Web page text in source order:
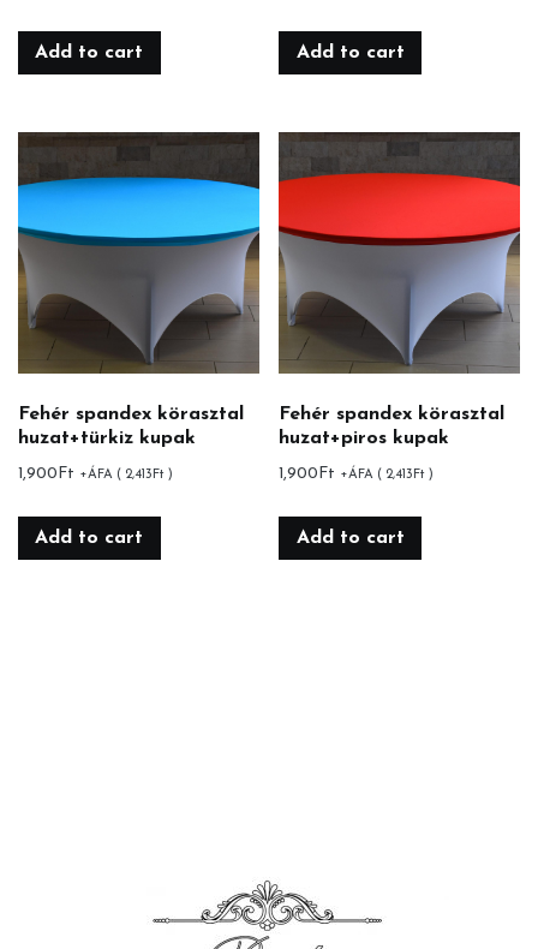
Add to cart Add to cart
Fehér spandex körasztal
huzat+türkiz kupak
1,900 Ft +ÁFA ( 2,413 Ft )
Add to cart
Fehér spandex körasztal
huzat+piros kupak
1,900 Ft +ÁFA ( 2,413 Ft )
Add to cart